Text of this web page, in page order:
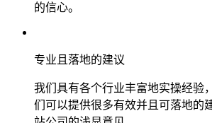
的信心。
专业且落地的建议
我们具有各个行业丰富地实操经验
们可以提供很多有效并且可落地的